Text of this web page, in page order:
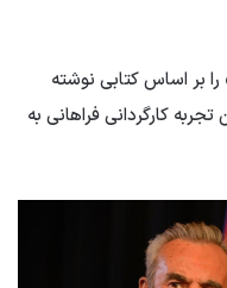
را بر اساس کتابی نوشته
کارگردانی فراهانی به